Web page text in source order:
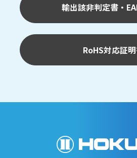
輸出該非判定書・
RoHS対応証